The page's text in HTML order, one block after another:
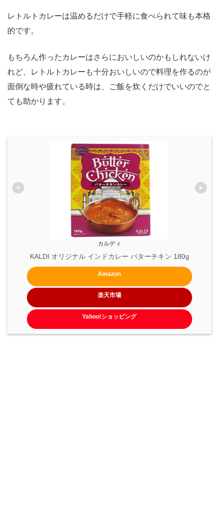
レトルトカレーは温めるだけで手軽に食べられて味も本格
的です。
もちろん作ったカレーはさらにおいしいのかもしれないけ
れど、レトルトカレーも十分おいしいので料理を作るのが
面倒な時や疲れている時は、ご飯を炊くだけでいいのでと
ても助かります。
カルディ
KALDI オリジナル インドカレー バターチキン 180g
Amazon
楽天市場
Yahoo!ショッピング